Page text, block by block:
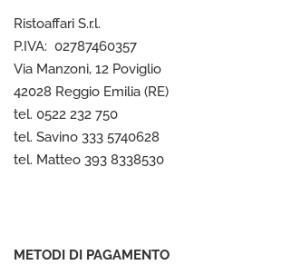
Ristoaffari S.r.l.
P.IVA: 02787460357
Via Manzoni, 12 Poviglio
42028 Reggio Emilia (RE)
tel. 0522 232 750
tel. Savino 333 5740628
tel. Matteo 393 8338530
METODI DI PAGAMENTO